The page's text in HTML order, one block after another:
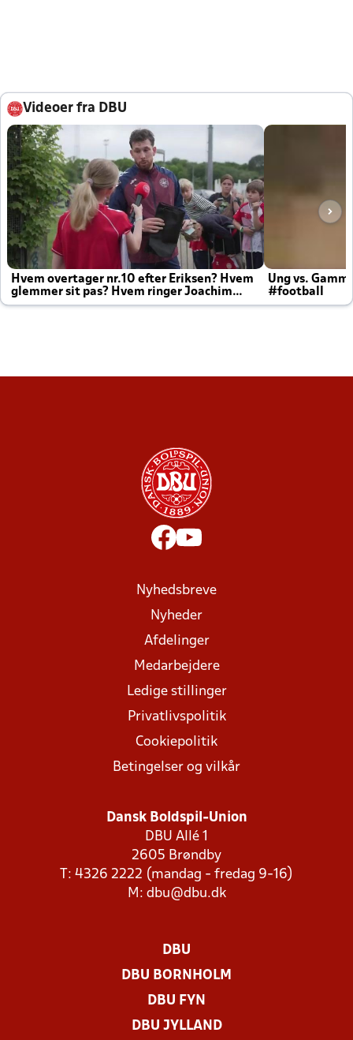
Videoer fra DBU
Hvem overtager nr.10 efter Eriksen? Hvem
glemmer sit pas? Hvem ringer Joachim
altid til efter kampe?
Ung vs.
#football
Nyhedsbreve
Nyheder
Afdelinger
Medarbejdere
Ledige stillinger
Privatlivspolitik
Cookiepolitik
Betingelser og vilkår
Dansk Boldspil-Union
DBU Allé 1
2605 Brøndby
T: 4326 2222 (mandag - fredag 9-16)
M: dbu@dbu.dk
DBU
DBU BORNHOLM
DBU FYN
DBU JYLLAND